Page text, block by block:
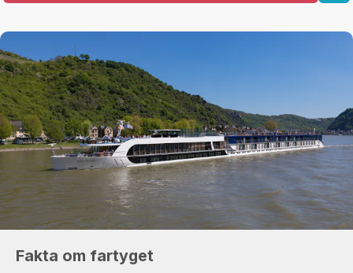
Fakta om fartyget